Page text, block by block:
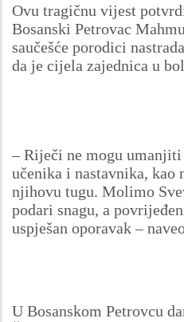
Ovu tragičnu vijest
Bosanski Petrovac
saučešće porodici
da je cijela zajednica u
– Riječi ne mogu
učenika i nastavnika,
njihovu tugu. Molimo
podari snagu, a
uspješan oporavak –
U Bosanskom Petrovcu